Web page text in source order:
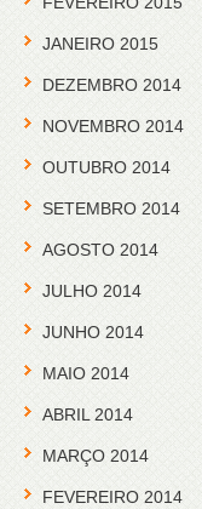
JANEIRO 2015
DEZEMBRO 2014
NOVEMBRO 2014
OUTUBRO 2014
SETEMBRO 2014
AGOSTO 2014
JULHO 2014
JUNHO 2014
MAIO 2014
ABRIL 2014
MARÇO 2014
FEVEREIRO 2014